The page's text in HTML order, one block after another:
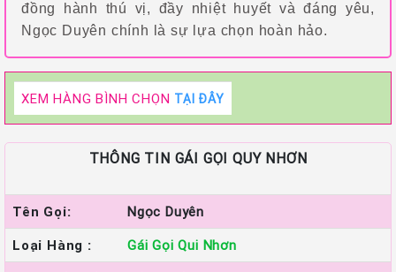
đồng hành thú vị, đầy nhiệt huyết và đáng yêu,
Ngọc Duyên chính là sự lựa chọn hoàn hảo.
XEM HÀNG BÌNH CHỌN TẠI ĐÂY
THÔNG TIN GÁI GỌI QUY NHƠN
Tên Gọi:
Ngọc Duyên
Loại Hàng :
Gái Gọi Qui Nhơn